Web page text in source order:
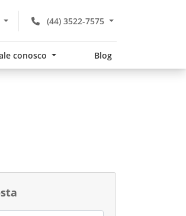
(44) 3522-7575
conosco Blog